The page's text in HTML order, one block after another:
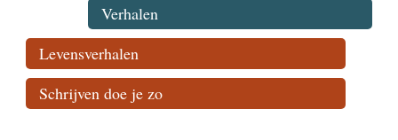
Verhalen
Levensverhalen
Schrijven doe je zo